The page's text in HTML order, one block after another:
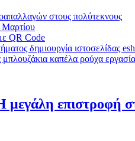
στους πολύτεκνους
Μαρτίου
QR Code
δημιουργία ιστοσελίδας
καπέλα ρούχα
επιστροφή